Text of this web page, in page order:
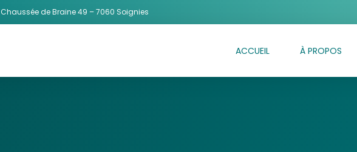
Chaussée de Braine 49 – 7060 Soignies
ACCUEIL À PROPOS